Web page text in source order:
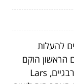
להעלות
הראשון הוקם
ב-1995 על ידי שני מתכנתי מחשבים נורבגיים, Lars